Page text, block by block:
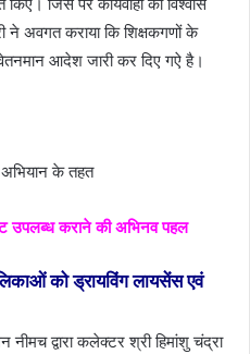
ने अवगत कराया कि शिक्षकगणों के
आदेश जारी कर दिए गऐ है।
अभियान के तहत
उपलब्‍ध कराने की अभिनव पहल
को ड्रायविंग लायसेंस एवं
द्वारा कलेक्‍टर श्री हिमांशु चंद्रा